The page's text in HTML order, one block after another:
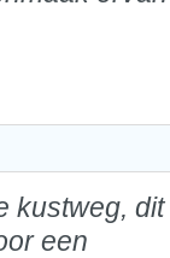
kustweg, dit
een